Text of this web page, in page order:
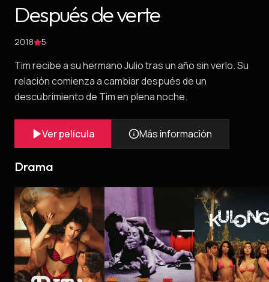
Después de verte
2018 5
Tim recibe a su hermano Julio tras un año sin verlo. Su
relación comienza a cambiar después de un
descubrimiento de Tim en plena noche.
Ver película Más información
Drama